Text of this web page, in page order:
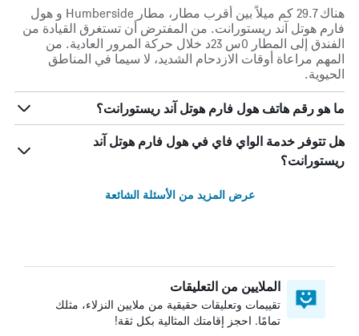
هناك 29.7 كم ميلاً بين أقرب مطار، مطار Humberside و هول
فارم هوتل آند ريستورانت. من المفترض أن تستغرق القيادة من
الفندق إلى المطار 0س 23د خلال حركة المرور العادية. من
المهم مراعاة أوقات الازدحام الشديد، لا سيما في المناطق
الحيوية.
ما هو رقم هاتف هول فارم هوتل آند ريستورانت؟
هل تتوفر خدمة الواي فاي في هول فارم هوتل آند
ريستورانت؟
عرض المزيد من الأسئلة الشائعة
الملايين من التعليقات
تقييمات وتعليقات حقيقية من ملايين النزلاء، مثلك
تمامًا. احجز إقامتك المثالية بكل ثقة!